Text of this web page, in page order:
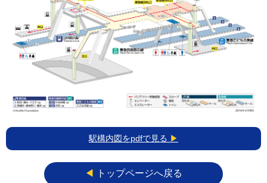
駅構内図をpdfで見る ▶
◀︎ トップページへ戻る